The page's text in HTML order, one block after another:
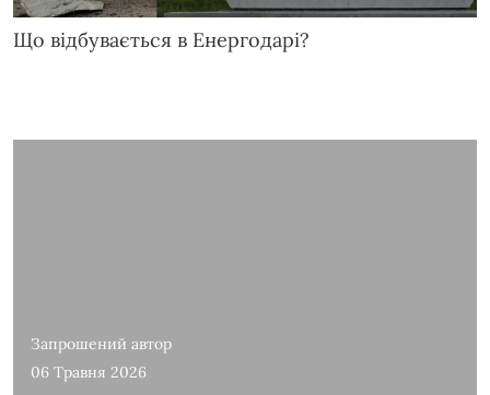
Що відбувається в Енергодарі?
Запрошений автор
06 Травня 2026